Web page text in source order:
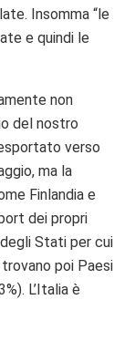
Insomma “le
e quindi le
non
del nostro
verso
ma la
Finlandia e
dei propri
Stati per cui
poi Paesi
L’Italia è